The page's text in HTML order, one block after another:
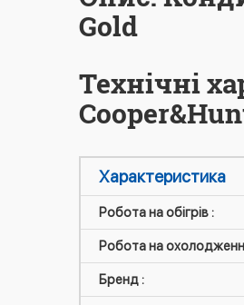
Gold
Технічні
Характеристика
Робота на обігрів :
Робота на
Бренд :